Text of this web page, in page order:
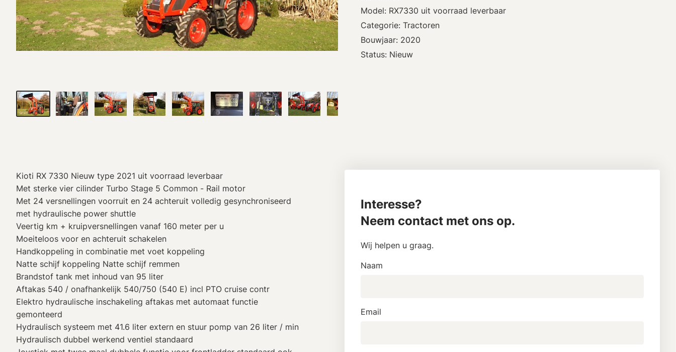
Model: RX7330 uit voorraad leverbaar
Categorie: Tractoren
Bouwjaar: 2020
Status: Nieuw
Kioti RX 7330 Nieuw type 2021 uit voorraad leverbaar
Met sterke vier cilinder Turbo Stage 5 Common - Rail motor
Met 24 versnellingen voorruit en 24 achteruit volledig gesynchroniseerd
met hydraulische power shuttle
Veertig km + kruipversnellingen vanaf 160 meter per u
Moeiteloos voor en achteruit schakelen
Handkoppeling in combinatie met voet koppeling
Natte schijf koppeling Natte schijf remmen
Brandstof tank met inhoud van 95 liter
Aftakas 540 / onafhankelijk 540/750 (540 E) incl PTO cruise contr
Elektro hydraulische inschakeling aftakas met automaat functie
gemonteerd
Hydraulisch systeem met 41.6 liter extern en stuur pomp van 26 liter / min
Hydraulisch dubbel werkend ventiel standaard
Interesse?
Neem contact met ons op.
Wij helpen u graag.
Naam
Email